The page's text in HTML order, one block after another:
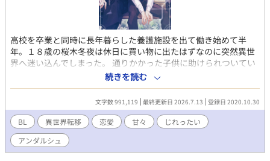
高校を卒業と同時に長年暮らした養護施設を出て働き始めて半
年。１８歳の桜木冬夜は休日に買い物に出たはずなのに突然異世
界へ迷い込んでしまった。 通りかかった子供に助けられついてい
った先は人手不足の宿屋で、衣食住を求め臨時で働く事になっ
た。 その宿屋で出逢ったのは冒険者のクラウス。 冒険者を辞めて
騎士に復帰すると言うクラウスに誘われ仕事を求め一緒に王都へ
向かい今度は馴染み深い孤児院で働く事に。 神様からの啓示もな
く、なぜ自分が迷い込んだのか理由もわからないまま周りの人に
助けられながら異世界で幸せになるお話です。 2022,04,02 第二
部を始めることに加え読みやすくなればと第一部に章を追加しま
した。
続きを読む
文字数 991,119 最終更新日 2026.7.13 登録日 2020.10.30
BL 異世界転移 恋愛 甘々
じれったい
アンダルシュ